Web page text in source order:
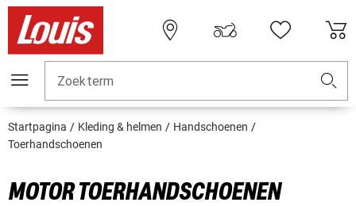
Zoekterm
Startpagina Kleding & helmen
Handschoenen
Toerhandschoenen
MOTOR TOERHANDSCHOENEN